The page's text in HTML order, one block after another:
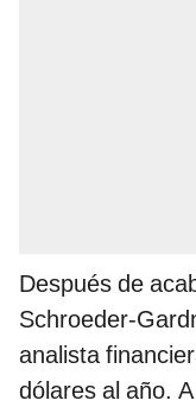
Después de
Schroeder-
analista
dólares al año.